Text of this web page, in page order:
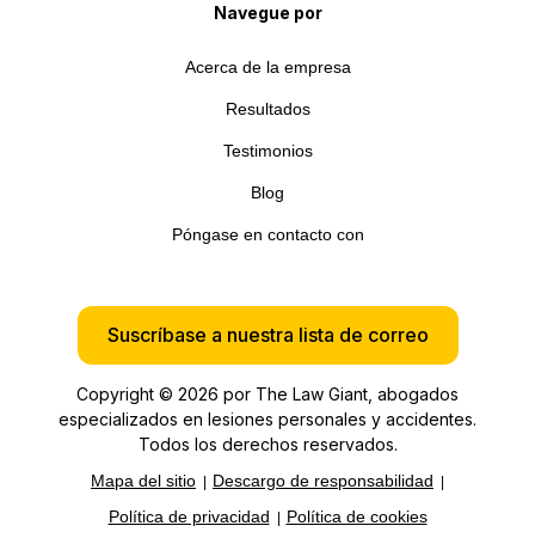
Navegue por
Acerca de la empresa
Resultados
Testimonios
Blog
Póngase en contacto con
Suscríbase a nuestra lista de correo
Copyright © 2026 por The Law Giant, abogados
especializados en lesiones personales y accidentes.
Todos los derechos reservados.
Mapa del sitio
Descargo de responsabilidad
Política de privacidad
Política de cookies